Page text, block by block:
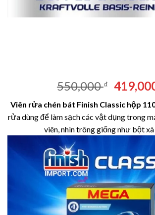
550,000₫ Giá
gốc
là:
Viên rửa chén bát Finish Classic hộp
rửa dùng để làm sạch các vật dụng trong
viên, nhìn trông giống như bột xà